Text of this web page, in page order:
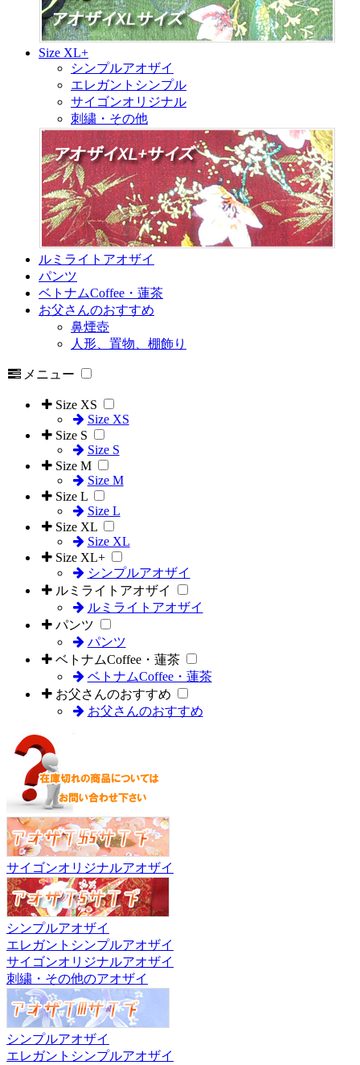
Size XL+
シンプルアオザイ
エレガントシンプル
サイゴンオリジナル
刺繍・その他
ルミライトアオザイ
パンツ
ベトナムCoffee・蓮茶
お父さんのおすすめ
鼻煙壺
人形、置物、棚飾り
メニュー
Size XS
Size XS
Size S
Size S
Size M
Size M
Size L
Size L
Size XL
Size XL
Size XL+
シンプルアオザイ
ルミライトアオザイ
ルミライトアオザイ
パンツ
パンツ
ベトナムCoffee・蓮茶
ベトナムCoffee・蓮茶
お父さんのおすすめ
お父さんのおすすめ
サイゴンオリジナルアオザイ
シンプルアオザイ
エレガントシンプルアオザイ
サイゴンオリジナルアオザイ
刺繍・その他のアオザイ
シンプルアオザイ
エレガントシンプルアオザイ